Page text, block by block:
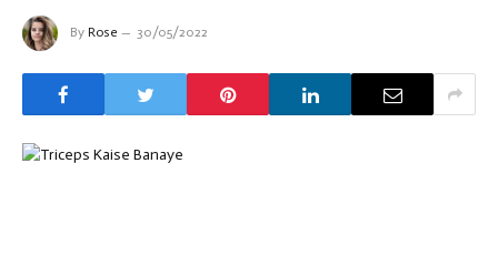
By Rose 30/05/2022